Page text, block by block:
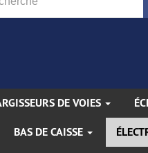
DE VOIES
BAS DE CAISSE